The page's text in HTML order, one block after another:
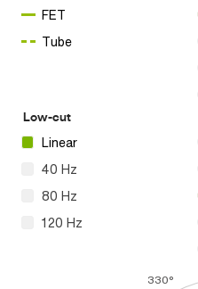
FET
Tube
Low-cut
Linear
40 Hz
80 Hz
120 Hz
330°